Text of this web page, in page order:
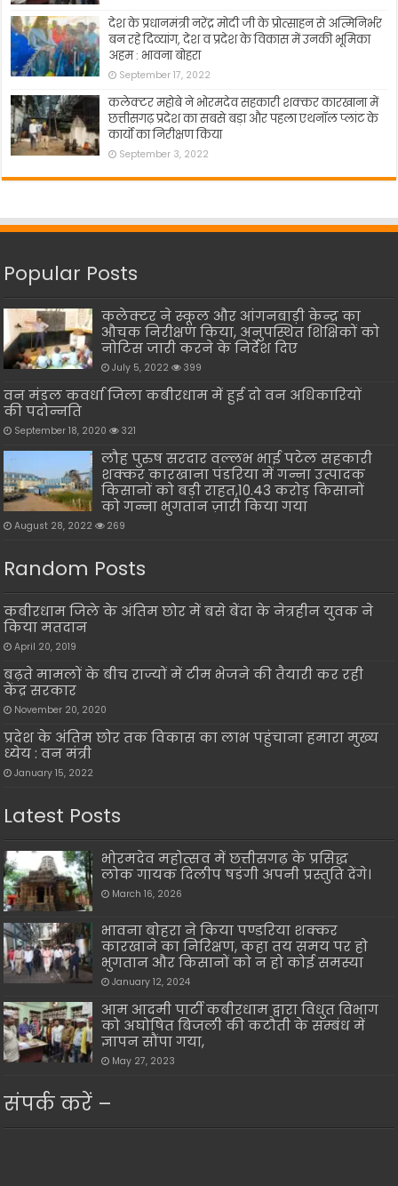
देश के प्रधानमंत्री नरेंद्र मोदी जी के प्रोत्साहन से अत्मिनिर्भर
बन रहे दिव्यांग, देश व प्रदेश के विकास में उनकी भूमिका
अहम : भावना बोहरा
September 17, 2022
कलेक्टर महोबे ने भोरमदेव सहकारी शक्कर कारखाना में
छत्तीसगढ़ प्रदेश का सबसे बड़ा और पहला एथनॉल प्लांट के
कार्यो का निरीक्षण किया
September 3, 2022
Popular Posts
कलेक्टर ने स्कूल और आंगनबाड़ी केन्द्र का
औचक निरीक्षण किया, अनुपस्थित शिक्षिकों को
नोटिस जारी करने के निर्देश दिए
July 5, 2022 399
वन मंडल कवर्धा जिला कबीरधाम में हुई दो वन अधिकारियों
की पदोन्नति
September 18, 2020 321
लौह पुरुष सरदार वल्लभ भाई पटेल सहकारी
शक्कर कारखाना पंडरिया में गन्ना उत्पादक
किसानों को बड़ी राहत,10.43 करोड़ किसानों
को गन्ना भुगतान ज़ारी किया गया
August 28, 2022 269
Random Posts
कबीरधाम जिले के अंतिम छोर में बसे बेंदा के नेत्रहीन युवक ने
किया मतदान
April 20, 2019
बढ़ते मामलों के बीच राज्यों में टीम भेजने की तैयारी कर रही
केंद्र सरकार
November 20, 2020
प्रदेश के अंतिम छोर तक विकास का लाभ पहुंचाना हमारा मुख्य
ध्येय : वन मंत्री
January 15, 2022
Latest Posts
भोरमदेव महोत्सव में छत्तीसगढ़ के प्रसिद्ध
लोक गायक दिलीप षडंगी अपनी प्रस्तुति देंगे।
March 16, 2026
भावना बोहरा ने किया पण्डरिया शक्कर
कारखाने का निरिक्षण, कहा तय समय पर हो
भुगतान और किसानों को न हो कोई समस्या
January 12, 2024
आम आदमी पार्टी कबीरधाम द्वारा विधुत विभाग
को अघोषित बिजली की कटौती के सम्बंध में
ज्ञापन सौंपा गया,
May 27, 2023
संपर्क करें –